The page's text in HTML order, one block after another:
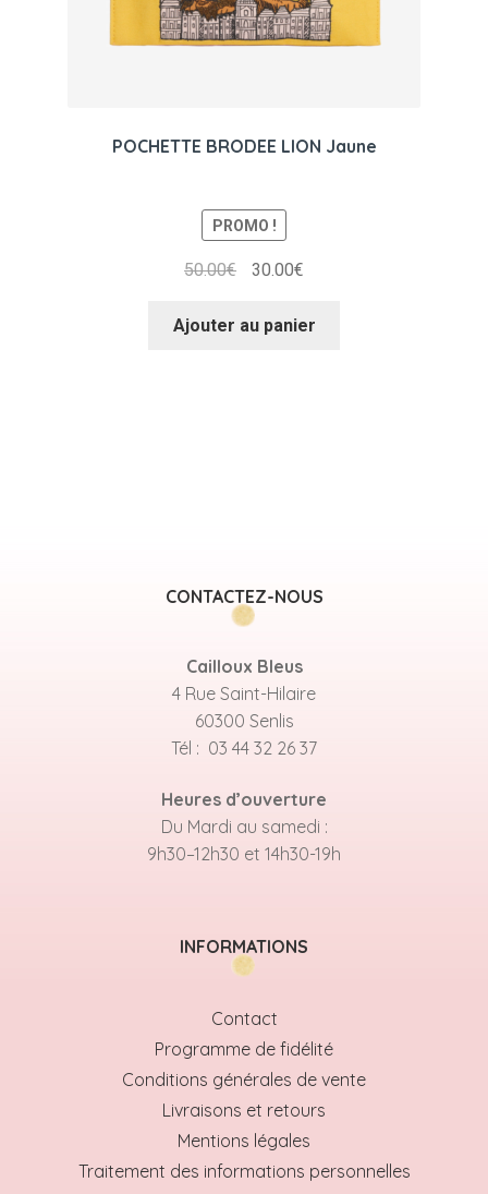
POCHETTE BRODEE LION Jaune
PROMO !
50.00€
Le
initial
30.00€Le
actuel
Ajouter au panier
CONTACTEZ-NOUS
Cailloux Bleus
4 Rue Saint-Hilaire
60300 Senlis
Tél : 03 44 32 26 37
Heures d’ouverture
Du Mardi au samedi :
9h30–12h30 et 14h30-19h
INFORMATIONS
Contact
Programme de fidélité
Conditions générales de vente
Livraisons et retours
Mentions légales
Traitement des informations personnelles